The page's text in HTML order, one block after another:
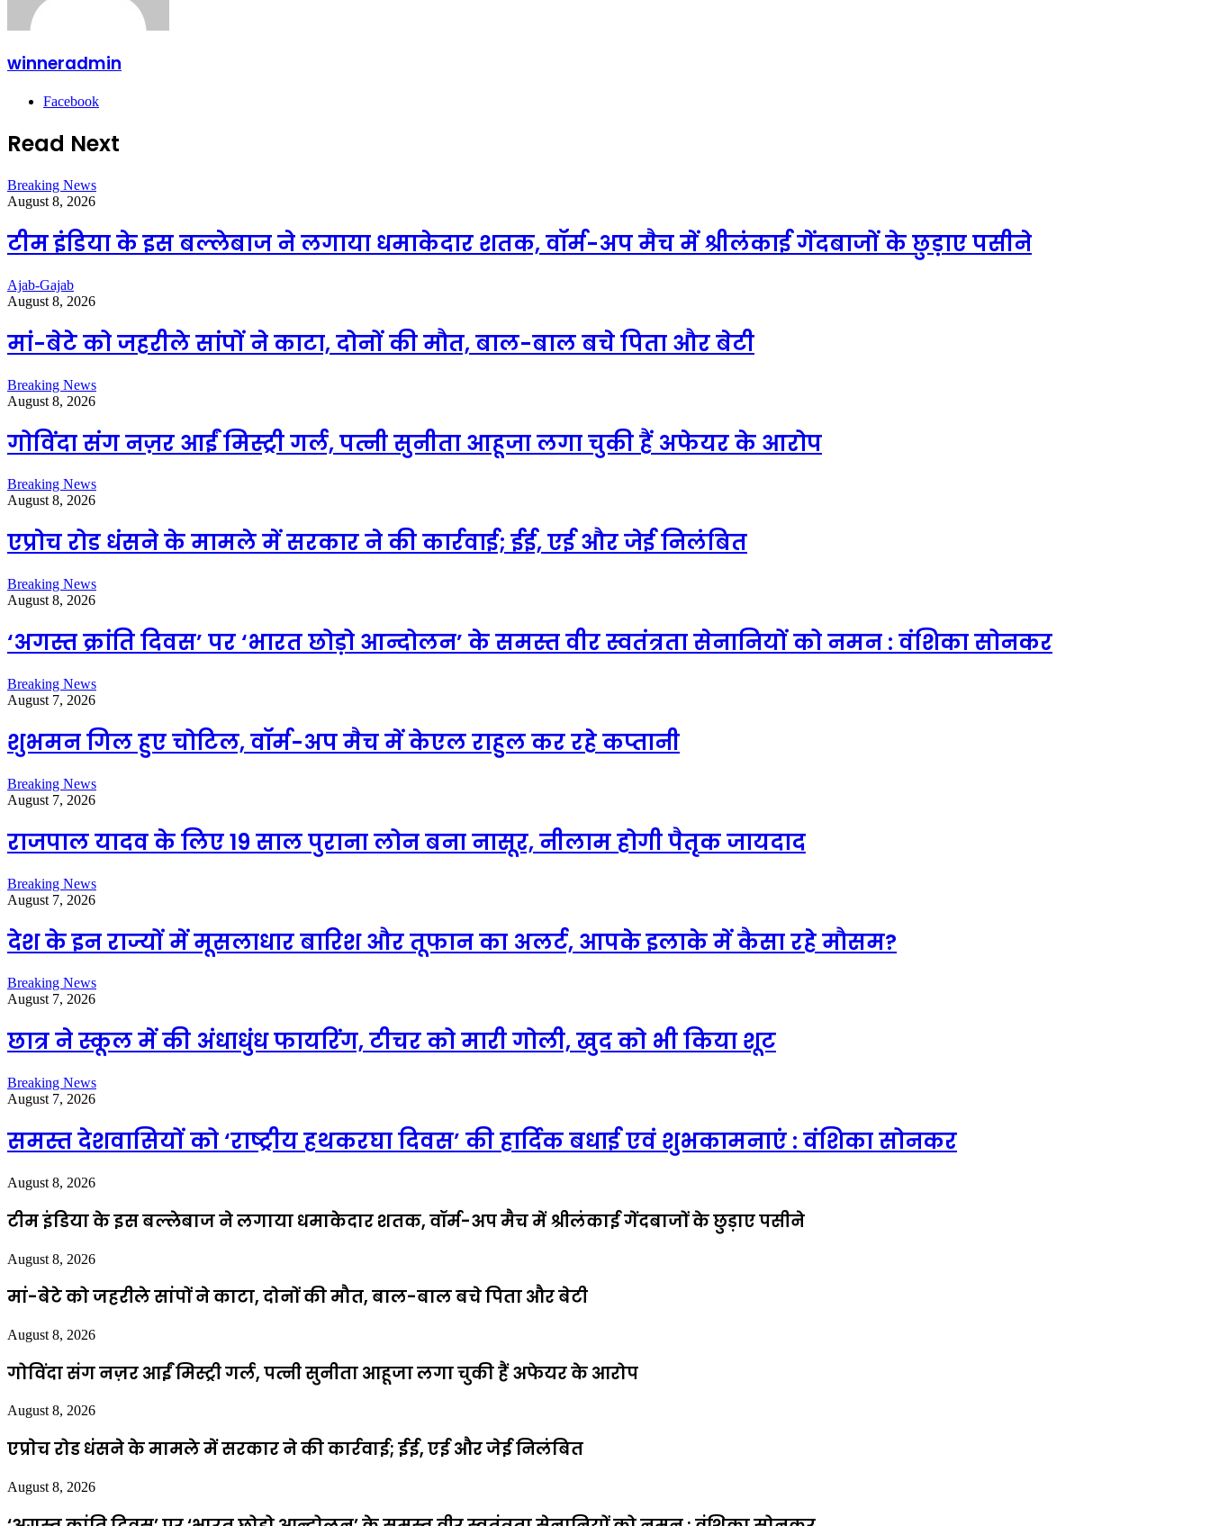
winneradmin
Facebook
Read Next
Breaking News
August 8, 2026
टीम इंडिया के इस बल्लेबाज ने लगाया धमाकेदार शतक, वॉर्म-अप मैच में श्रीलंकाई गेंदबाजों के छुड़ाए पसीने
Ajab-Gajab
August 8, 2026
मां-बेटे को जहरीले सांपों ने काटा, दोनों की मौत, बाल-बाल बचे पिता और बेटी
Breaking News
August 8, 2026
गोविंदा संग नज़र आईं मिस्ट्री गर्ल, पत्नी सुनीता आहूजा लगा चुकी हैं अफेयर के आरोप
Breaking News
August 8, 2026
एप्राेच रोड धंसने के मामले में सरकार ने की कार्रवाई; ईई, एई और जेई निलंबित
Breaking News
August 8, 2026
‘अगस्त क्रांति दिवस’ पर ‘भारत छोड़ो आन्दोलन’ के समस्त वीर स्वतंत्रता सेनानियों को नमन : वंशिका सोनकर
Breaking News
August 7, 2026
शुभमन गिल हुए चोटिल, वॉर्म-अप मैच में केएल राहुल कर रहे कप्तानी
Breaking News
August 7, 2026
राजपाल यादव के लिए 19 साल पुराना लोन बना नासूर, नीलाम होगी पैतृक जायदाद
Breaking News
August 7, 2026
देश के इन राज्यों में मूसलाधार बारिश और तूफान का अलर्ट, आपके इलाके में कैसा रहे मौसम?
Breaking News
August 7, 2026
छात्र ने स्कूल में की अंधाधुंध फायरिंग, टीचर को मारी गोली, खुद को भी किया शूट
Breaking News
August 7, 2026
समस्त देशवासियों को ‘राष्ट्रीय हथकरघा दिवस’ की हार्दिक बधाई एवं शुभकामनाएं : वंशिका सोनकर
August 8, 2026
टीम इंडिया के इस बल्लेबाज ने लगाया धमाकेदार शतक, वॉर्म-अप मैच में श्रीलंकाई गेंदबाजों के छुड़ाए पसीने
August 8, 2026
मां-बेटे को जहरीले सांपों ने काटा, दोनों की मौत, बाल-बाल बचे पिता और बेटी
August 8, 2026
गोविंदा संग नज़र आईं मिस्ट्री गर्ल, पत्नी सुनीता आहूजा लगा चुकी हैं अफेयर के आरोप
August 8, 2026
एप्राेच रोड धंसने के मामले में सरकार ने की कार्रवाई; ईई, एई और जेई निलंबित
August 8, 2026